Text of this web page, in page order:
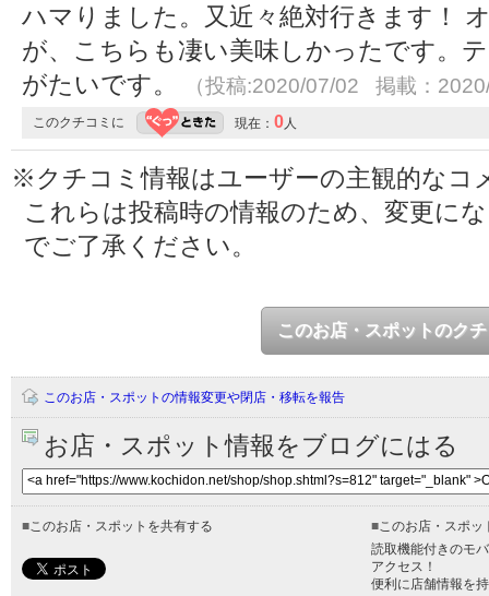
ハマりました。又近々絶対行きます！
が、こちらも凄い美味しかったです。
がたいです。
（投稿:2020/07/02 掲載：
このクチコミに 現在： 0 人
※クチコミ情報はユーザーの主観的なコ
これらは投稿時の情報のため、変更に
でご了承ください。
このお店・スポットのク
このお店・スポットの情報変更や閉店・移転を報告
お店・スポット情報をブログにはる
■ このお店・スポットを共有する ■ このお店・スポ
読取機能付きのモ
アクセス！
便利に店舗情報を